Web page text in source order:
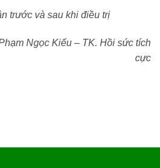
trước và sau khi điều trị
Kiếu – TK. Hồi sức tích
cực